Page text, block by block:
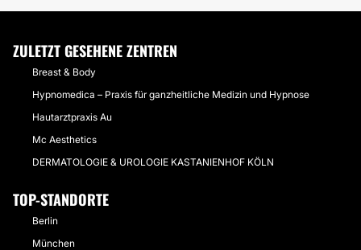
ZULETZT GESEHENE ZENTREN
Breast & Body
Hypnomedica – Praxis für ganzheitliche Medizin und Hypnose
Hautarztpraxis Au
Mc Aesthetics
DERMATOLOGIE & UROLOGIE KASTANIENHOF KÖLN
TOP-STANDORTE
Berlin
München